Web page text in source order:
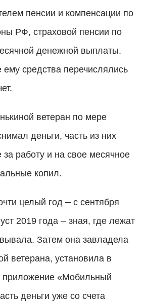
пенсии и компенсации по
РФ, страховой пенсии по
денежной выплаты.
средства перечислялись
ветеран по мере
деньги, часть из них
за работу и на свое месячное
копил.
целый год –с сентября
2019 года –зная, где лежат
Затем она завладела
ветерана, установила в
приложение «Мобильный
деньги уже со счета